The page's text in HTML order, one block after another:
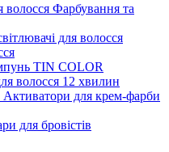
Фарбування та
для волосся
TIN COLOR
волосся 12 хвилин
для крем-фарби
для бровістів